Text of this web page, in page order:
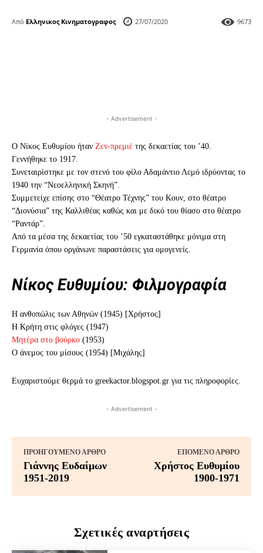
Σχετικές αναρτήσεις
Από Ελληνικος Κινηματογραφος 27/07/2020 9673
- Advertisement -
Ο Νίκος Ευθυμίου ήταν Ζεν-πρεμιέ της δεκαετίας του ’40.
Γεννήθηκε το 1917.
Συνεταιρίστηκε με τον στενό του φίλο Αδαμάντιο Λεμό ιδρύοντας το
1940 την “Νεοελληνική Σκηνή”.
Συμμετείχε επίσης στο “Θέατρο Τέχνης” του Κουν, στο θέατρο
“Διονύσια” της Καλλιθέας καθώς και με δικό του θίασο στο θέατρο
“Ραντάρ”.
Από τα μέσα της δεκαετίας του ’50 εγκαταστάθηκε μόνιμα στη
Γερμανία όπου οργάνωνε παραστάσεις για ομογενείς.
Νίκος Ευθυμίου: Φιλμογραφία
Η ανθοπώλις των Αθηνών (1945) [Χρήστος]
H Kρήτη στις φλόγες (1947)
Μητέρα στο βούρκο (1953)
Ο άνεμος του μίσους (1954) [Mιχάλης]
Ευχαριστούμε θερμά το greekactor.blogspot.gr για τις πληροφορίες.
- Advertisement -
ΠΡΟΗΓΟΎΜΕΝΟ ΆΡΘΡΟ
Γιάννης Ευδαίμων
1951-2019
ΕΠΌΜΕΝΟ ΆΡΘΡΟ
Χρήστος Ευθυμίου
1900-1971